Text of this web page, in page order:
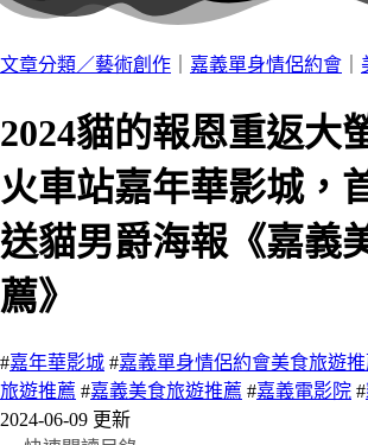
文章分類／藝術創作 嘉義單身情侶約會
2024貓的報恩重返大
火車站嘉年華影城，
送貓男爵海報《嘉義
薦》
#嘉年華影城 #嘉義單身情侶約會美食旅遊推
旅遊推薦 #嘉義美食旅遊推薦 #嘉義電影院 #
2024-06-09 更新